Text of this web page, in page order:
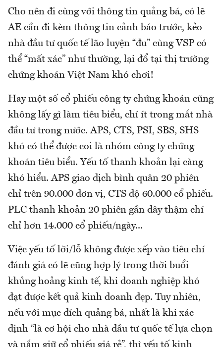
Cho nên đi cùng với thông tin quảng bá, có lẽ
AE cần đi kèm thông tin cảnh báo trước, kẻo
nhà đầu tư quốc tế lão luyện “đu” cùng VSP có
thể “mất xác” như thường, lại đổ tại thị trường
chứng khoán Việt Nam khó chơi!
Hay một số cổ phiếu công ty chứng khoán cũng
không lấy gì làm tiêu biểu, chí ít trong mắt nhà
đầu tư trong nước. APS, CTS, PSI, SBS, SHS
khó có thể được coi là nhóm công ty chứng
khoán tiêu biểu. Yếu tố thanh khoản lại càng
khó hiểu. APS giao dịch bình quân 20 phiên
chỉ trên 90.000 đơn vị, CTS độ 60.000 cổ phiếu.
PLC thanh khoản 20 phiên gần đây thậm chí
chỉ hơn 14.000 cổ phiếu/ngày...
Việc yếu tố lời/lỗ không được xếp vào tiêu chí
đánh giá có lẽ cũng hợp lý trong thời buổi
khủng hoảng kinh tế, khi doanh nghiệp khó
đạt được kết quả kinh doanh đẹp. Tuy nhiên,
nếu với mục đích quảng bá, nhất là khi xác
định “là cơ hội cho nhà đầu tư quốc tế lựa chọn
và nắm giữ cổ phiếu giá rẻ”, thì yếu tố kinh